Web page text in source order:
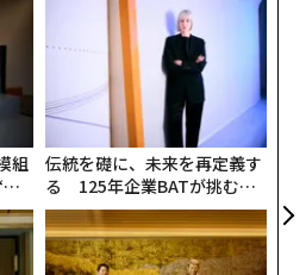
組
【N
】
伝統を礎に、未来を再定義す
る 125年企業BATが挑むス
モークレスな未来